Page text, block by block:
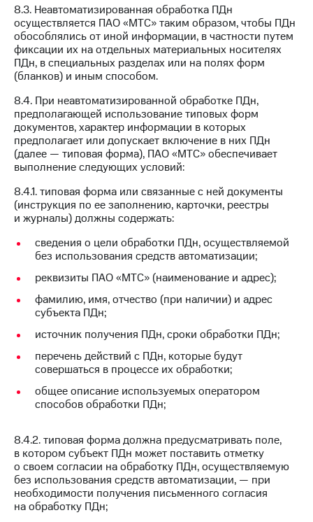
8.3. Неавтоматизированная обработка ПДн
осуществляется ПАО «МТС» таким образом, чтобы ПДн
обособлялись от иной информации, в частности путем
фиксации их на отдельных материальных носителях
ПДн, в специальных разделах или на полях форм
(бланков) и иным способом.
8.4. При неавтоматизированной обработке ПДн,
предполагающей использование типовых форм
документов, характер информации в которых
предполагает или допускает включение в них ПДн
(далее — типовая форма), ПАО «МТС» обеспечивает
выполнение следующих условий:
8.4.1. типовая форма или связанные с ней документы
(инструкция по ее заполнению, карточки, реестры
и журналы) должны содержать:
сведения о цели обработки ПДн, осуществляемой
без использования средств автоматизации;
реквизиты ПАО «МТС» (наименование и адрес);
фамилию, имя, отчество (при наличии) и адрес
субъекта ПДн;
источник получения ПДн, сроки обработки ПДн;
перечень действий с ПДн, которые будут
совершаться в процессе их обработки;
общее описание используемых оператором
способов обработки ПДн;
8.4.2. типовая форма должна предусматривать поле,
в котором субъект ПДн может поставить отметку
о своем согласии на обработку ПДн, осуществляемую
без использования средств автоматизации, — при
необходимости получения письменного согласия
на обработку ПДн;